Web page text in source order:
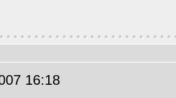
16:18